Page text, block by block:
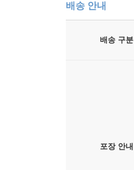
배송 안내
배송 구분
포장 안내